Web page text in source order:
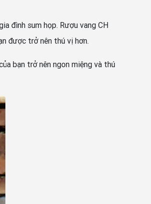
đình sum họp. Rượu vang CH
được trở nên thú vị hơn.
bạn trở nên ngon miệng và thú